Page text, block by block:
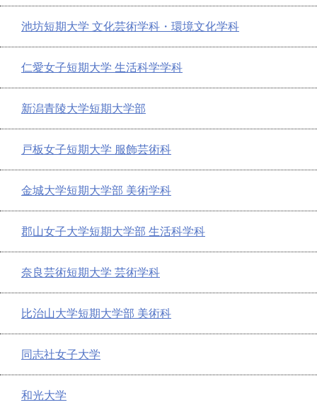
池坊短期大学 文化芸術学科・環境文化学科
仁愛女子短期大学 生活科学学科
新潟青陵大学短期大学部
戸板女子短期大学 服飾芸術科
金城大学短期大学部 美術学科
郡山女子大学短期大学部 生活科学科
奈良芸術短期大学 芸術学科
比治山大学短期大学部 美術科
同志社女子大学
和光大学